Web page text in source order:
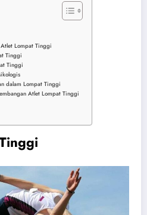
Lompat Tinggi
Tinggi
Tinggi
dalam Lompat Tinggi
Atlet Lompat Tinggi